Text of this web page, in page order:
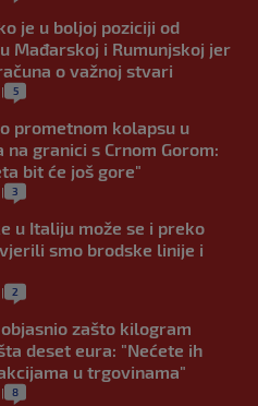
je u boljoj poziciji od
Mađarskoj i Rumunjskoj jer
o važnoj stvari
5
prometnom kolapsu u
na granici s Crnom Gorom:
bit će još gore"
3
u Italiju može se i preko
smo brodske linije i
2
zašto kilogram
deset eura: "Nećete ih
u trgovinama"
8